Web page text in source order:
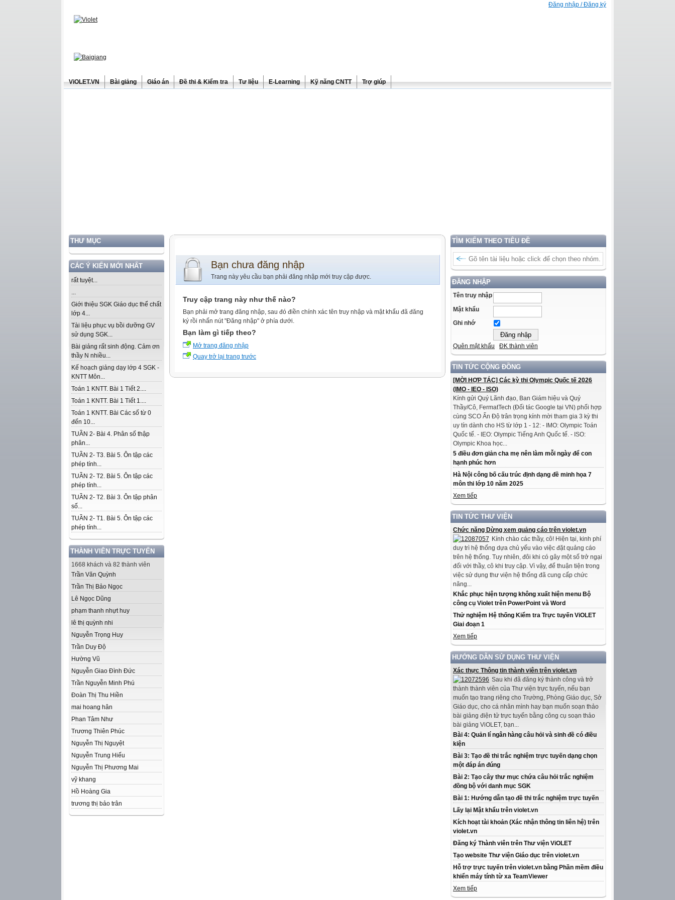
Đăng nhập / Đăng ký
ViOLET.VN Bài giảng Giáo án Đề thi & Kiểm tra Tư liệu E-Learning Kỹ năng CNTT Trợ giúp
THƯ MỤC
CÁC Ý KIẾN MỚI NHẤT
rất tuyệt...
...
Giới thiệu SGK Giáo dục thể chất
lớp 4...
Tài liệu phục vụ bồi dưỡng GV
sử dụng SGK...
Bài giảng rất sinh động. Cảm ơn
thầy N nhiều...
Kế hoạch giảng dạy lớp 4 SGK -
KNTT Môn...
Toán 1 KNTT. Bài 1 Tiết 2....
Toán 1 KNTT. Bài 1 Tiết 1....
Toán 1 KNTT. Bài Các số từ 0
đến 10...
TUẦN 2- Bài 4. Phân số thập
phân...
TUẦN 2- T3. Bài 5. Ôn tập các
phép tính...
TUẦN 2- T2. Bài 5. Ôn tập các
phép tính...
TUẦN 2- T2. Bài 3. Ôn tập phân
số...
TUẦN 2- T1. Bài 5. Ôn tập các
phép tính...
THÀNH VIÊN TRỰC TUYẾN
1668 khách và 82 thành viên
Trần Văn Quỳnh
Trần Thị Bảo Ngọc
Lê Ngọc Dũng
phạm thanh nhựt huy
lê thị quỳnh nhi
Nguyễn Trọng Huy
Trần Duy Độ
Hường Vũ
Nguyễn Giao Đình Đức
Trần Nguyễn Minh Phú
Đoàn Thị Thu Hiền
mai hoang hân
Phan Tâm Như
Trương Thiên Phúc
Nguyễn Thị Nguyệt
Nguyễn Trung Hiếu
Nguyễn Thị Phương Mai
vỹ khang
Hồ Hoàng Gia
trương thị bảo trân
TÌM KIẾM THEO TIÊU ĐỀ
ĐĂNG NHẬP
Tên truy nhập
Mật khẩu
Ghi nhớ
Quên mật khẩu ĐK thành viên
TIN TỨC CỘNG ĐỒNG
[MỜI HỢP TÁC] Các kỳ thi Olympic Quốc tế 2026
(IMO - IEO - ISO)
Kính gửi Quý Lãnh đạo, Ban Giám hiệu và Quý
Thầy/Cô, FermatTech (Đối tác Google tại VN) phối hợp
cùng SCO Ấn Độ trân trọng kính mời tham gia 3 kỳ thi
uy tín dành cho HS từ lớp 1 - 12: - IMO: Olympic Toán
Quốc tế. - IEO: Olympic Tiếng Anh Quốc tế. - ISO:
Olympic Khoa học...
5 điều đơn giản cha mẹ nên làm mỗi ngày để con
hạnh phúc hơn
Hà Nội công bố cấu trúc định dạng đề minh họa 7
môn thi lớp 10 năm 2025
Xem tiếp
TIN TỨC THƯ VIỆN
Chức năng Dừng xem quảng cáo trên violet.vn
Kính chào các thầy, cô! Hiện tại, kinh phí
duy trì hệ thống dựa chủ yếu vào việc đặt quảng cáo
trên hệ thống. Tuy nhiên, đôi khi có gây một số trở ngại
đối với thầy, cô khi truy cập. Vì vậy, để thuận tiện trong
việc sử dụng thư viện hệ thống đã cung cấp chức
năng...
Khắc phục hiện tượng không xuất hiện menu Bộ
công cụ Violet trên PowerPoint và Word
Thử nghiệm Hệ thống Kiểm tra Trực tuyến ViOLET
Giai đoạn 1
Xem tiếp
HƯỚNG DẪN SỬ DỤNG THƯ VIỆN
Xác thực Thông tin thành viên trên violet.vn
Sau khi đã đăng ký thành công và trở
thành thành viên của Thư viện trực tuyến, nếu bạn
muốn tạo trang riêng cho Trường, Phòng Giáo dục, Sở
Giáo dục, cho cá nhân mình hay bạn muốn soạn thảo
bài giảng điện tử trực tuyến bằng công cụ soạn thảo
bài giảng ViOLET, bạn...
Bài 4: Quản lí ngân hàng câu hỏi và sinh đề có điều
kiện
Bài 3: Tạo đề thi trắc nghiệm trực tuyến dạng chọn
một đáp án đúng
Bài 2: Tạo cây thư mục chứa câu hỏi trắc nghiệm
đồng bộ với danh mục SGK
Bài 1: Hướng dẫn tạo đề thi trắc nghiệm trực tuyến
Lấy lại Mật khẩu trên violet.vn
Kích hoạt tài khoản (Xác nhận thông tin liên hệ) trên
violet.vn
Đăng ký Thành viên trên Thư viện ViOLET
Tạo website Thư viện Giáo dục trên violet.vn
Hỗ trợ trực tuyến trên violet.vn bằng Phần mềm điều
khiển máy tính từ xa TeamViewer
Xem tiếp
Bạn chưa đăng nhập
Trang này yêu cầu bạn phải đăng nhập mới truy cập được.
Truy cập trang này như thế nào?
Bạn phải mở trang đăng nhập, sau đó điền chính xác tên truy nhập và mật khẩu đã đăng
ký rồi nhấn nút "Đăng nhập" ở phía dưới.
Bạn làm gì tiếp theo?
Mở trang đăng nhập
Quay trở lại trang trước